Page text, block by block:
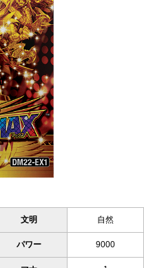
文明 自然
パワー 9000